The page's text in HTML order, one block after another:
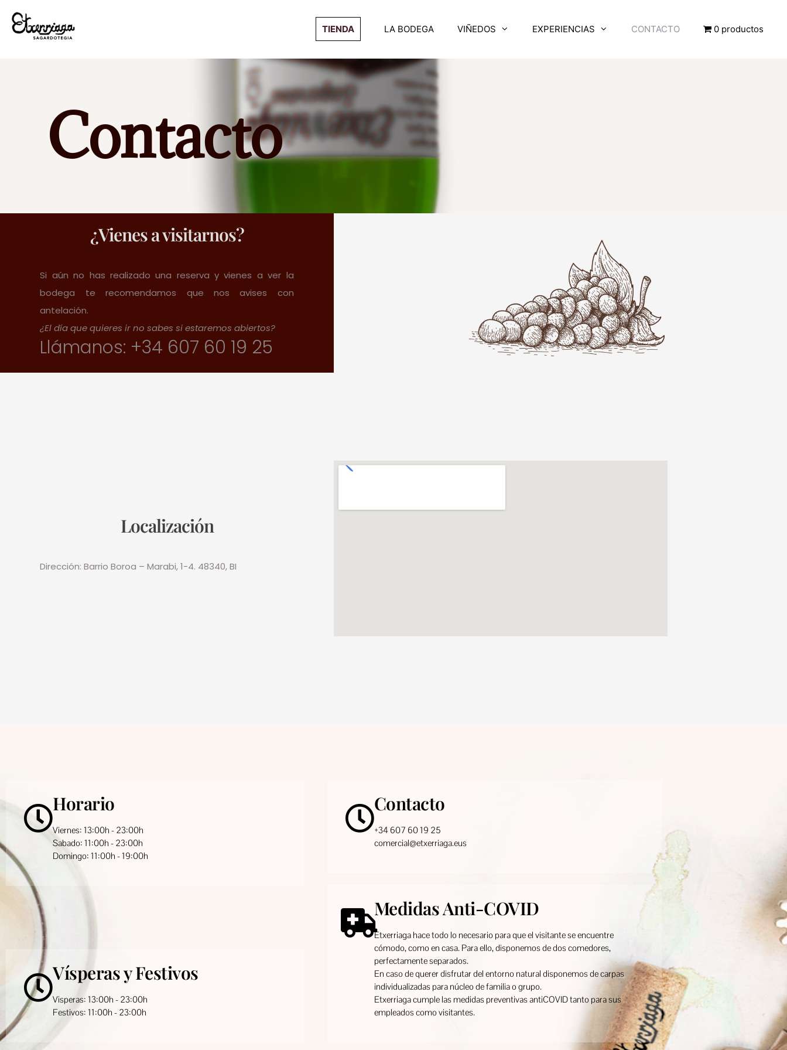
TIENDA LA BODEGA VIÑEDOS EXPERIENCIAS CONTACTO 0 productos
Contacto
¿Vienes a visitarnos?
Si aún no has realizado una reserva y vienes a ver la
bodega te recomendamos que nos avises con
antelación.
¿El día que quieres ir no sabes si estaremos abiertos?
Llámanos: +34 607 60 19 25
Localización
Dirección:Barrio Boroa – Marabi, 1-4. 48340, BI
Horario
Viernes: 13:00h - 23:00h
Sabado: 11:00h - 23:00h
Domingo: 11:00h - 19:00h
Vísperas y Festivos
Visperas: 13:00h - 23:00h
Festivos: 11:00h - 23:00h
Contacto
+34 607 60 19 25
comercial@etxerriaga.eus
Medidas Anti-COVID
Etxerriaga hace todo lo necesario para que el visitante se encuentre
cómodo, como en casa. Para ello, disponemos de dos comedores,
perfectamente separados.
En caso de querer disfrutar del entorno natural disponemos de carpas
individualizadas para núcleo de familia o grupo.
Etxerriaga cumple las medidas preventivas antiCOVID tanto para sus
empleados como visitantes.